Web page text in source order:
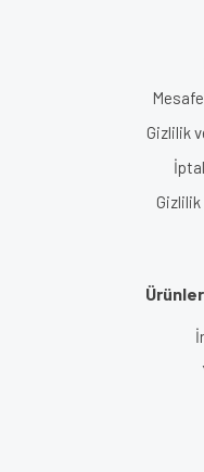
Gizlilik